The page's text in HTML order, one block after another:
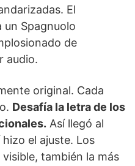
El
Spagnuolo
de
audio.
original. Cada
Desafía la letra de los
Así llegó al
el ajuste. Los
también la más